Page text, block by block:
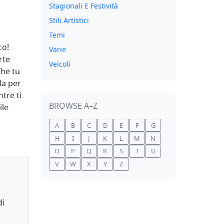
tu
per
ti
Stagionali E Festività
Stili Artistici
Temi
Varie
Veicoli
BROWSE A–Z
A B C D E F
G
H
I J K L M
N
O
P Q R S T
U
V
W X Y Z